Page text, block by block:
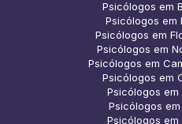
Psicólogos em
Psicólogos em
Psicólogos em
Psicólogos em
Psicólogos em
Psicólogos em
Psicólogos
Psicólogos
Psicólogos em